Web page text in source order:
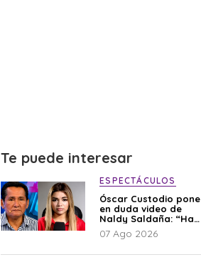
Te puede interesar
ESPECTÁCULOS
Óscar Custodio pone
en duda video de
Naldy Saldaña: “Hay
cosas que de repente
se han editado”
07 Ago 2026